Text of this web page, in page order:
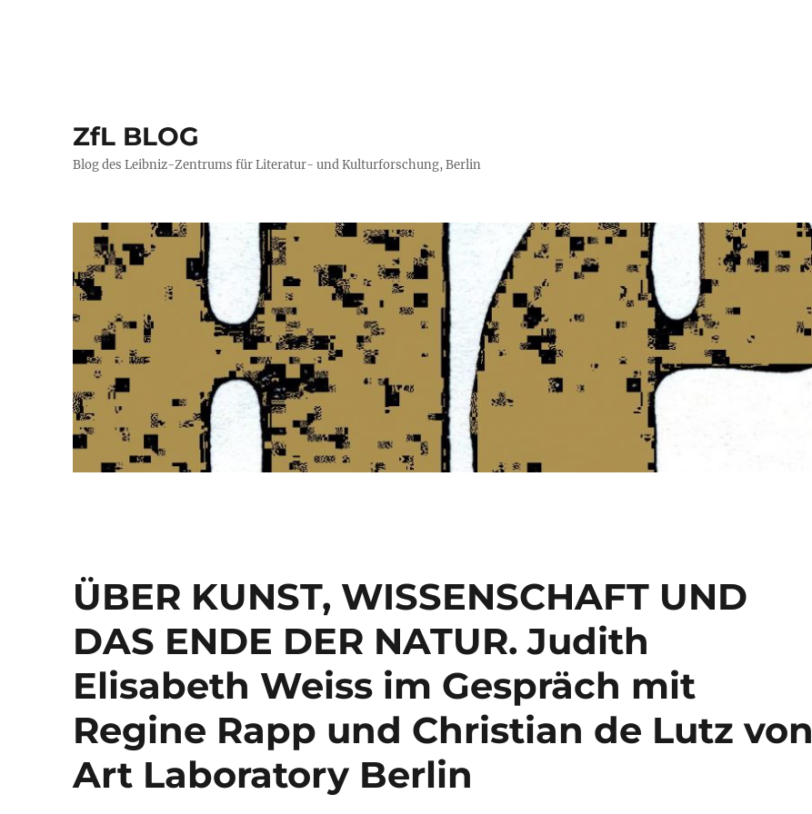
ZfL BLOG
Blog des Leibniz-Zentrums für Literatur- und Kulturforschung, Berlin
ÜBER KUNST, WISSENSCHAFT UND
DAS ENDE DER NATUR. Judith
Elisabeth Weiss im Gespräch mit
Regine Rapp und Christian de Lutz von
Art Laboratory Berlin